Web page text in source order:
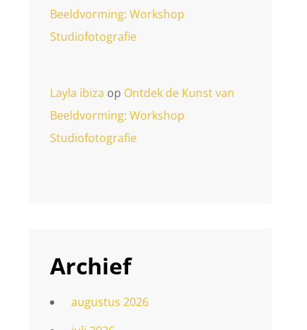
Beeldvorming: Workshop
Studiofotografie
Layla ibiza op Ontdek de Kunst van
Beeldvorming: Workshop
Studiofotografie
Archief
augustus 2026